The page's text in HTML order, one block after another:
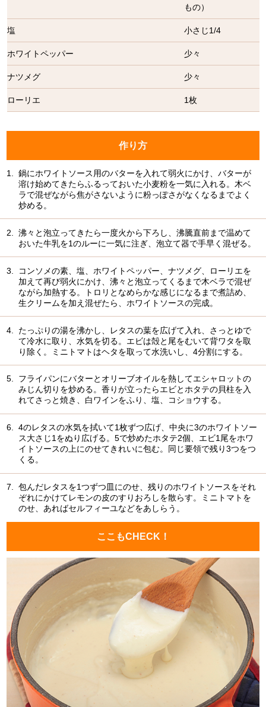
もの）
塩 小さじ1/4
ホワイトペッパー 少々
ナツメグ 少々
ローリエ 1枚
作り方
1.
鍋にホワイトソース用のバターを入れて弱火にかけ、バターが
溶け始めてきたらふるっておいた小麦粉を一気に入れる。木ベ
ラで混ぜながら焦がさないように粉っぽさがなくなるまでよく
炒める。
2.
沸々と泡立ってきたら一度火から下ろし、沸騰直前まで温めて
おいた牛乳を1のルーに一気に注ぎ、泡立て器で手早く混ぜる。
3.
コンソメの素、塩、ホワイトペッパー、ナツメグ、ローリエを
加えて再び弱火にかけ、沸々と泡立ってくるまで木ベラで混ぜ
ながら加熱する。トロリとなめらかな感じになるまで煮詰め、
生クリームを加え混ぜたら、ホワイトソースの完成。
4.
たっぷりの湯を沸かし、レタスの葉を広げて入れ、さっとゆで
て冷水に取り、水気を切る。エビは殻と尾をむいて背ワタを取
り除く。ミニトマトはヘタを取って水洗いし、4分割にする。
5.
フライパンにバターとオリーブオイルを熱してエシャロットの
みじん切りを炒める。香りが立ったらエビとホタテの貝柱を入
れてさっと焼き、白ワインをふり、塩、コショウする。
6. 4のレタスの水気を拭いて1枚ずつ広げ、中央に3のホワイトソー
ス大さじ1をぬり広げる。5で炒めたホタテ2個、エビ1尾をホワ
イトソースの上にのせてきれいに包む。同じ要領で残り3つをつ
くる。
7. 包んだレタスを1つずつ皿にのせ、残りのホワイトソースをそれ
ぞれにかけてレモンの皮のすりおろしを散らす。ミニトマトを
のせ、あればセルフィーユなどをあしらう。
ここもCHECK！